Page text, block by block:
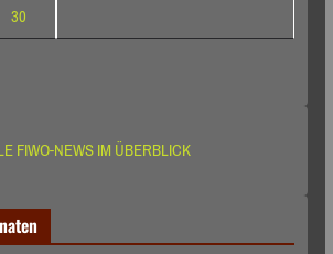
30
FIWO-NEWS IM ÜBERBLICK